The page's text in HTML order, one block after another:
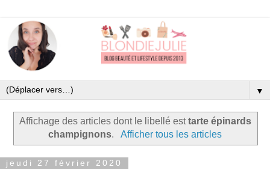
▼
Affichage des articles dont le libellé esttarte épinards
champignons. Afficher tous les articles
jeudi 27 février 2020